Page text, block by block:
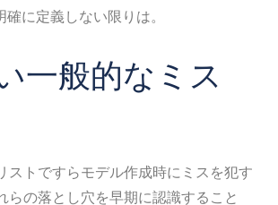
確に定義しない限りは。
一般的なミス
ストですらモデル作成時にミスを犯す
らの落とし穴を早期に認識すること